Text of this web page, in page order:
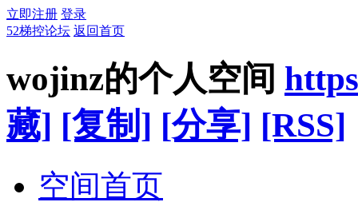
立即注册 登录
52梯控论坛 返回首页
wojinz的个人空间
藏] [复制] [分享] [RSS]
空间首页